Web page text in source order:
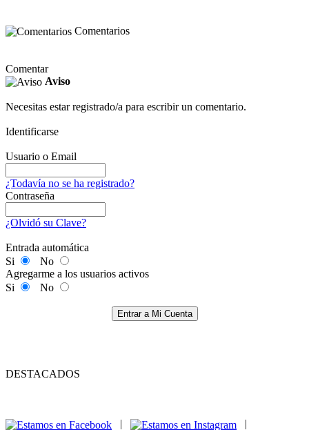
Comentarios
Comentar
Aviso
Necesitas estar registrado/a para escribir un comentario.
Identificarse
Usuario o Email
¿Todavía no se ha registrado?
Contraseña
¿Olvidó su Clave?
Entrada automática
Si
No
Agregarme a los usuarios activos
Si
No
Entrar a Mi Cuenta
DESTACADOS